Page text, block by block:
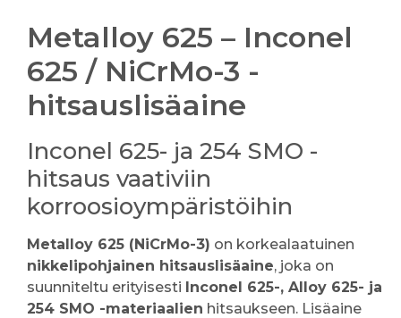
Metalloy 625 – Inconel
625 / NiCrMo-3 -
hitsauslisäaine
Inconel 625- ja 254 SMO -
hitsaus vaativiin
korroosioympäristöihin
Metalloy 625 (NiCrMo-3) on korkealaatuinen
nikkelipohjainen hitsauslisäaine, joka on
suunniteltu erityisesti Inconel 625-, Alloy 625- ja
254 SMO -materiaalien hitsaukseen. Lisäaine